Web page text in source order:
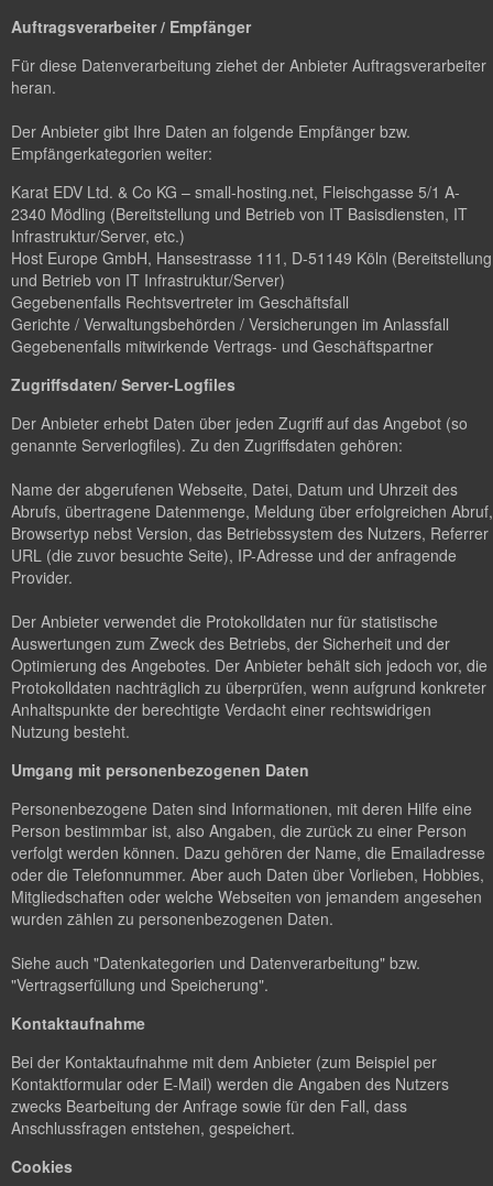
Auftragsverarbeiter / Empfänger
Für diese Datenverarbeitung ziehet der Anbieter Auftragsverarbeiter
heran.
Der Anbieter gibt Ihre Daten an folgende Empfänger bzw.
Empfängerkategorien weiter:
Karat EDV Ltd. & Co KG – small-hosting.net, Fleischgasse 5/1 A-
2340 Mödling (Bereitstellung und Betrieb von IT Basisdiensten, IT
Infrastruktur/Server, etc.)
Host Europe GmbH, Hansestrasse 111, D-51149 Köln (Bereitstellung
und Betrieb von IT Infrastruktur/Server)
Gegebenenfalls Rechtsvertreter im Geschäftsfall
Gerichte / Verwaltungsbehörden / Versicherungen im Anlassfall
Gegebenenfalls mitwirkende Vertrags- und Geschäftspartner
Zugriffsdaten/ Server-Logfiles
Der Anbieter erhebt Daten über jeden Zugriff auf das Angebot (so
genannte Serverlogfiles). Zu den Zugriffsdaten gehören:
Name der abgerufenen Webseite, Datei, Datum und Uhrzeit des
Abrufs, übertragene Datenmenge, Meldung über erfolgreichen Abruf,
Browsertyp nebst Version, das Betriebssystem des Nutzers, Referrer
URL (die zuvor besuchte Seite), IP-Adresse und der anfragende
Provider.
Der Anbieter verwendet die Protokolldaten nur für statistische
Auswertungen zum Zweck des Betriebs, der Sicherheit und der
Optimierung des Angebotes. Der Anbieter behält sich jedoch vor, die
Protokolldaten nachträglich zu überprüfen, wenn aufgrund konkreter
Anhaltspunkte der berechtigte Verdacht einer rechtswidrigen
Nutzung besteht.
Umgang mit personenbezogenen Daten
Personenbezogene Daten sind Informationen, mit deren Hilfe eine
Person bestimmbar ist, also Angaben, die zurück zu einer Person
verfolgt werden können. Dazu gehören der Name, die Emailadresse
oder die Telefonnummer. Aber auch Daten über Vorlieben, Hobbies,
Mitgliedschaften oder welche Webseiten von jemandem angesehen
wurden zählen zu personenbezogenen Daten.
Siehe auch "Datenkategorien und Datenverarbeitung" bzw.
"Vertragserfüllung und Speicherung".
Kontaktaufnahme
Bei der Kontaktaufnahme mit dem Anbieter (zum Beispiel per
Kontaktformular oder E-Mail) werden die Angaben des Nutzers
zwecks Bearbeitung der Anfrage sowie für den Fall, dass
Anschlussfragen entstehen, gespeichert.
Cookies